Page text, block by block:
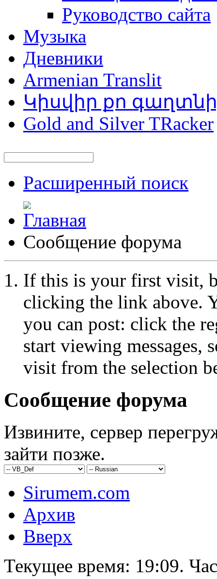
Руководство сайта
Музыка
Дневники
Armenian Translit
Կիսվիր քո
Gold and Silver TRacker
Расширенный поиск
Сообщение форума
If this is your first visit,
clicking the link above.
you can post: click the
start viewing messages,
visit from the selection
Сообщение форума
Извините, сервер
зайти позже.
Sirumem.com
Архив
Вверх
Текущее время: 19:09.